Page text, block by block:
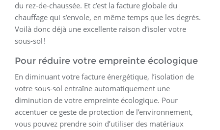
du rez-de-chaussée. Et c’est la facture globale du
chauffage qui s’envole, en même temps que les degrés.
Voilà donc déjà une excellente raison d’isoler votre
sous-sol !
Pour réduire votre empreinte écologique
En diminuant votre facture énergétique, l’isolation de
votre sous-sol entraîne automatiquement une
diminution de votre empreinte écologique. Pour
accentuer ce geste de protection de l’environnement,
vous pouvez prendre soin d’utiliser des matériaux